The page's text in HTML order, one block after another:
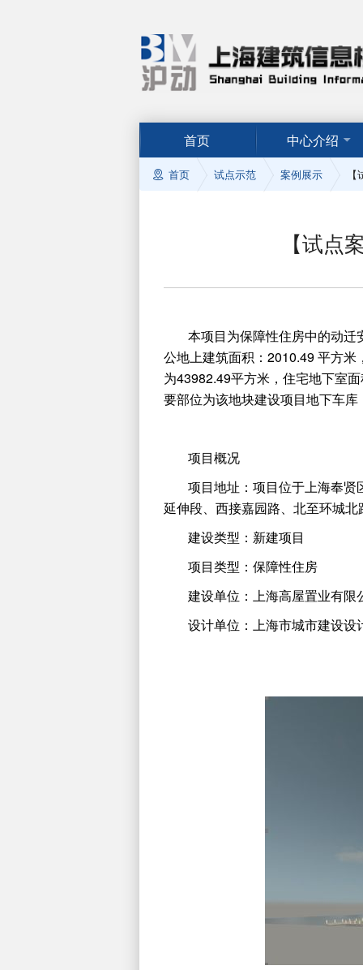
首页 中心介绍
首页 试点示范 案例展示
【试
本项目为保障性住房中的动
公地上建筑面积：2010.49 平方
为43982.49平方米，住宅地下室
要部位为该地块建设项目地下车
项目概况
项目地址：项目位于上海奉
延伸段、西接嘉园路、北至环城北
建设类型：新建项目
项目类型：保障性住房
建设单位：上海高屋置业有限
设计单位：上海市城市建设设